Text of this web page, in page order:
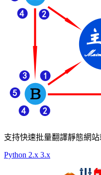
支持快速批量翻譯靜態網站
Python 2.x 3.x